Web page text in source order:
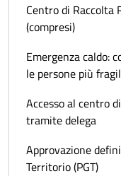
Centro di Raccolta
(compresi)
Emergenza caldo:
le persone più
Accesso al centro
tramite delega
Approvazione
Territorio (PGT)